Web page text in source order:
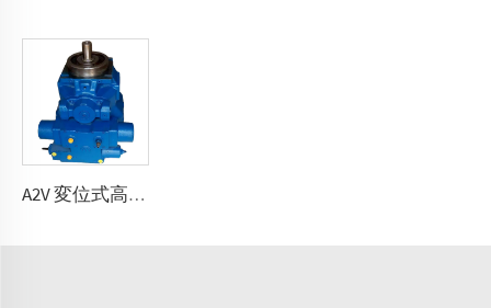
A2V 変位式高圧ポンプ 250、355、500、1000